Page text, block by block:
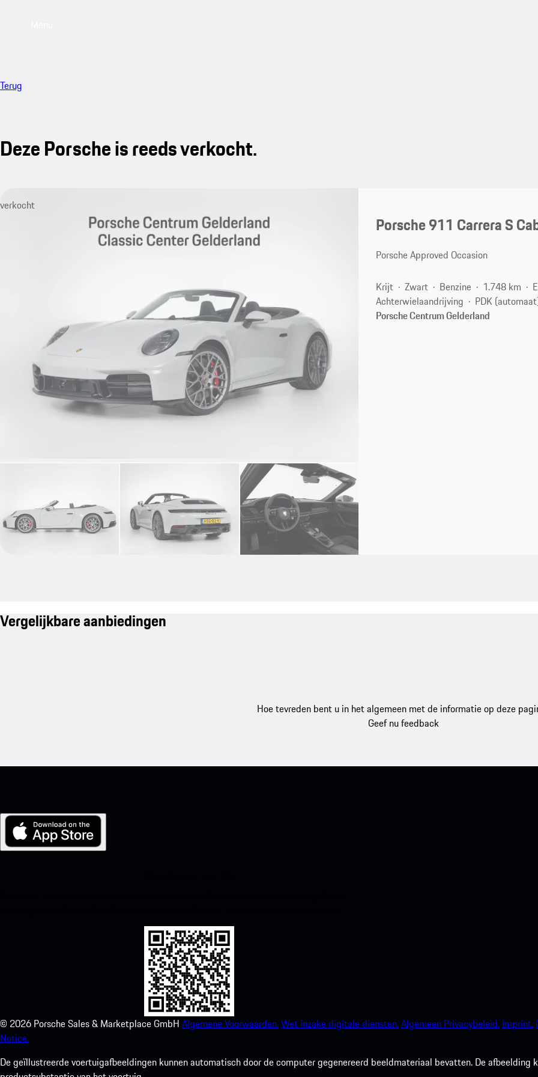
Terug
Deze Porsche is reeds verkocht.
verkocht
Porsche 911 Carrera S
Porsche Approved Occasion
Krijt Zwart Benzine 1.748 km
Achterwielaandrijving
PDK
Porsche Centrum Gelderland
Vergelijkbare aanbiedingen
Hoe tevreden bent u in het algemeen met de informatie op deze
Geef nu feedback
© 2026 Porsche Sales & Marketplace GmbH Algemene Voorwaarden.Wet inzake digitale diensten.Algemeen Privacybeleid. Imprint.
Notice.
De geïllustreerde voertuigafbeeldingen kunnen automatisch door de computer gegenereerd beeldmateriaal bevatten. De